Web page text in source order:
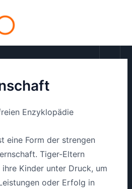
Enzyklopädie
eine Form der strengen
Tiger-Eltern
Kinder unter Druck, um
oder Erfolg in